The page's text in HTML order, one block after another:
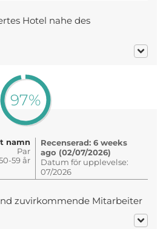
Hotel nahe des
97%
namn
Par
59 år
Recenserad: 6 weeks
ago (02/07/2026)
Datum för upplevelse:
07/2026
zuvirkommende Mitarbeiter